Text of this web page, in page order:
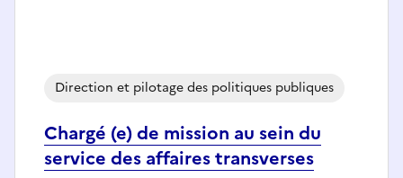
Chargé (e) de mission au sein du
service des affaires transverses
Direction et pilotage des politiques publiques